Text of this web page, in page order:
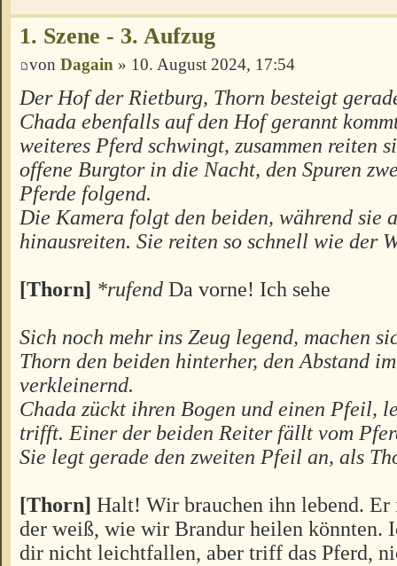
1. Szene - 3. Aufzug
von Dagain » 10. August 2024, 17:54
Der Hof der Rietburg, Thorn besteigt
Chada ebenfalls auf den Hof gerannt
weiteres Pferd schwingt, zusammen reiten
offene Burgtor in die Nacht, den Spuren
Pferde folgend.
Die Kamera folgt den beiden, während sie
hinausreiten. Sie reiten so schnell wie der
[Thorn] *rufend Da vorne! Ich sehe
Sich noch mehr ins Zeug legend, machen
Thorn den beiden hinterher, den Abstand
verkleinernd.
Chada zückt ihren Bogen und einen Pfeil,
trifft. Einer der beiden Reiter fällt vom
Sie legt gerade den zweiten Pfeil an, als
[Thorn] Halt! Wir brauchen ihn lebend. Er
der weiß, wie wir Brandur heilen könnten.
dir nicht leichtfallen, aber triff das Pferd,